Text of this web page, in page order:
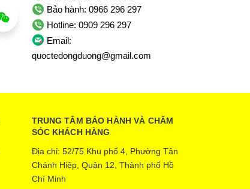
Bảo hành: 0966 296 297
Hotline: 0909 296 297
Email:
quoctedongduong@gmail.com
TRUNG TÂM BẢO HÀNH VÀ CHĂM
SÓC KHÁCH HÀNG
Địa chỉ: 52/75 Khu phố 4, Phường Tân
Chánh Hiệp, Quận 12, Thành phố Hồ
Chí Minh